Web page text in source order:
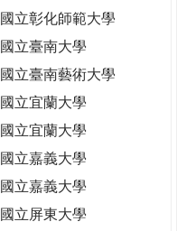
國立彰化師範大學
國立臺南大學
國立臺南藝術大學
國立宜蘭大學
國立宜蘭大學
國立嘉義大學
國立嘉義大學
國立屏東大學